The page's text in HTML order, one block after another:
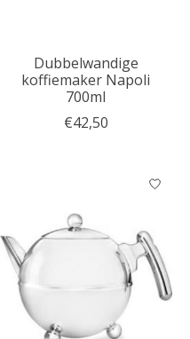
Dubbelwandige
koffiemaker Napoli
700ml
€42,50